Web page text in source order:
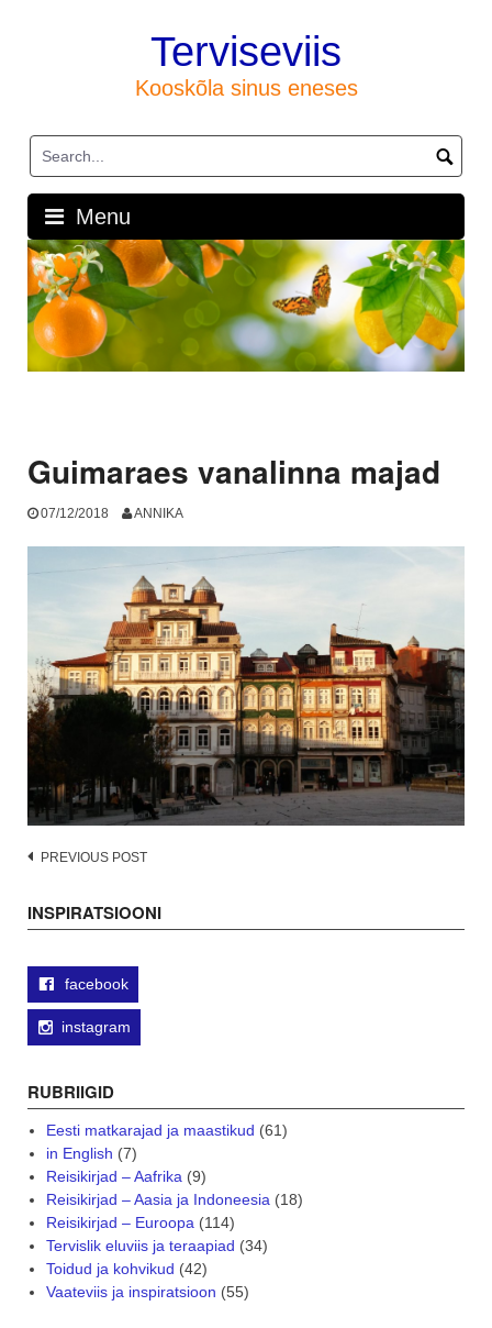
Terviseviis
Kooskõla sinus eneses
Menu
Guimaraes vanalinna majad
07/12/2018 ANNIKA
Post
PREVIOUS POST
INSPIRATSIOONI
facebook
instagram
RUBRIIGID
Eesti matkarajad ja maastikud (61)
in English (7)
Reisikirjad – Aafrika (9)
Reisikirjad – Aasia ja Indoneesia (18)
Reisikirjad – Euroopa (114)
Tervislik eluviis ja teraapiad (34)
Toidud ja kohvikud (42)
Vaateviis ja inspiratsioon (55)